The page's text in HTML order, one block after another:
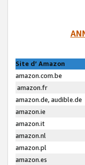
Site d’ Amazon
amazon.com.be
amazon.fr
amazon.de, audible.de
amazon.ie
amazon.it
amazon.nl
amazon.pl
amazon.es